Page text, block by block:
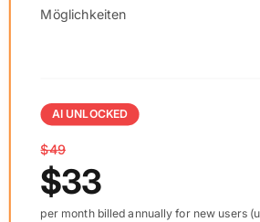
Möglichkeiten
AI UNLOCKED
$49
$33
per month billed annually for new users